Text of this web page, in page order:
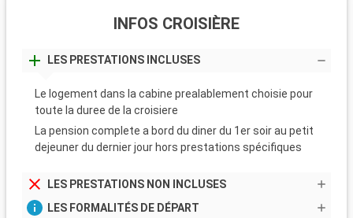
INFOS CROISIÈRE
LES PRESTATIONS INCLUSES
Le logement dans la cabine prealablement choisie pour
toute la duree de la croisiere
La pension complete a bord du diner du 1er soir au petit
dejeuner du dernier jour hors prestations spécifiques
LES PRESTATIONS NON INCLUSES
LES FORMALITÉS DE DÉPART